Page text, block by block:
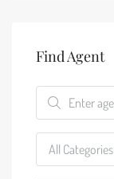
Find Agent
All Categories